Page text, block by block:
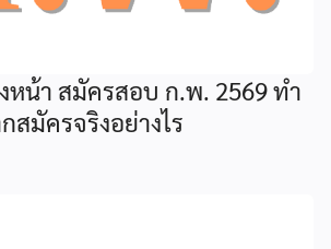
หน้า สมัครสอบ ก.พ. 2569 ทำ
สมัครจริงอย่างไร